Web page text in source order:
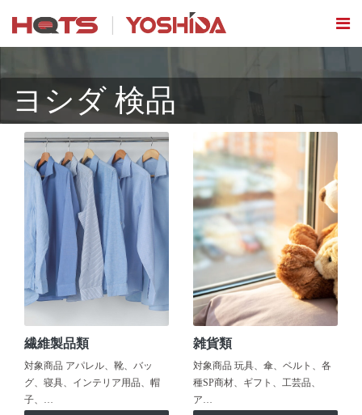
ヨシダ 検品
繊維製品類
対象商品 アパレル、靴、バッ
グ、寝具、インテリア用品、帽
子、…
雑貨類
対象商品 玩具、傘、ベルト、各
種SP商材、ギフト、工芸品、
ア…